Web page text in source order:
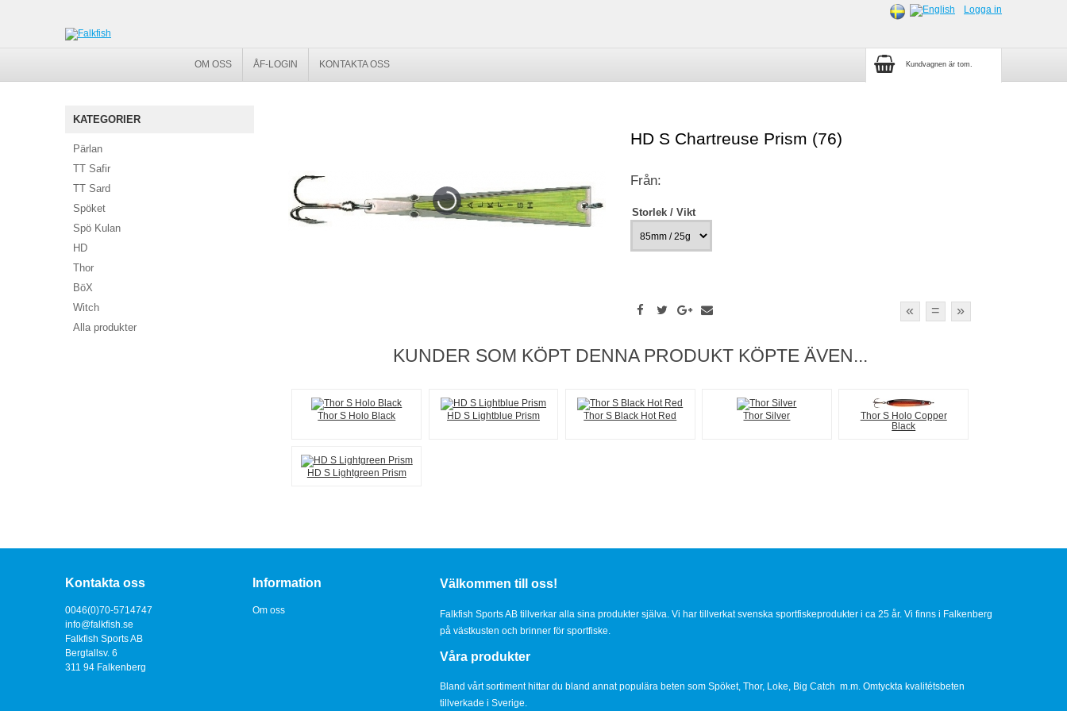
Logga in
OM OSS ÅF-LOGIN KONTAKTA OSS Kundvagnen är tom.
KATEGORIER
Pärlan
TT Safir
TT Sard
Spöket
Spö Kulan
HD
Thor
BöX
Witch
Alla produkter
HD S Chartreuse Prism (76)
Från:
Storlek / Vikt
« = »
KUNDER SOM KÖPT DENNA PRODUKT KÖPTE ÄVEN...
Thor S Holo Black HD S Lightblue Prism Thor S Black Hot Red Thor Silver
Thor S Holo Copper
Black
HD S Lightgreen Prism
Kontakta oss
0046(0)70-5714747
info@falkfish.se
Falkfish Sports AB
Bergtallsv. 6
311 94 Falkenberg
Information
Om oss
Välkommen till oss!
Falkfish Sports AB tillverkar alla sina produkter själva. Vi har tillverkat svenska sportfiskeprodukter i ca 25 år. Vi finns i Falkenberg
på västkusten och brinner för sportfiske.
Våra produkter
Bland vårt sortiment hittar du bland annat populära beten som Spöket, Thor, Loke, Big Catch m.m. Omtyckta kvalitétsbeten
tillverkade i Sverige.